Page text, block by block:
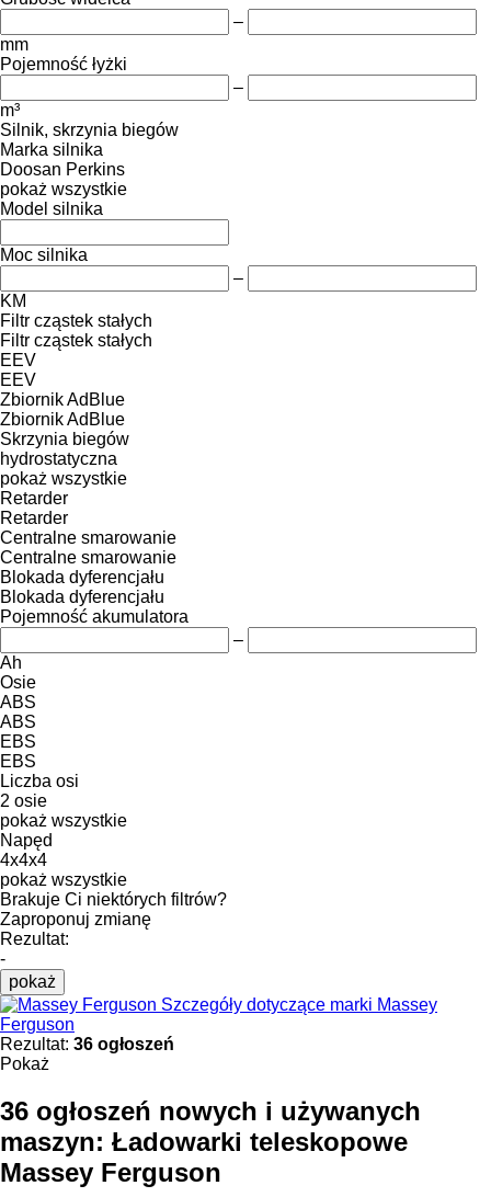
–
mm
Pojemność łyżki
–
m³
Silnik, skrzynia biegów
Marka silnika
Doosan Perkins
pokaż wszystkie
Model silnika
Moc silnika
–
KM
Filtr cząstek stałych
Filtr cząstek stałych
EEV
EEV
Zbiornik AdBlue
Zbiornik AdBlue
Skrzynia biegów
hydrostatyczna
pokaż wszystkie
Retarder
Retarder
Centralne smarowanie
Centralne smarowanie
Blokada dyferencjału
Blokada dyferencjału
Pojemność akumulatora
–
Ah
Osie
ABS
ABS
EBS
EBS
Liczba osi
2 osie
pokaż wszystkie
Napęd
4x4x4
pokaż wszystkie
Brakuje Ci niektórych filtrów?
Zaproponuj zmianę
Rezultat:
-
pokaż
Szczegóły dotyczące marki Massey
Ferguson
Rezultat: 36 ogłoszeń
Pokaż
36 ogłoszeń nowych i używanych
maszyn: Ładowarki teleskopowe
Massey Ferguson